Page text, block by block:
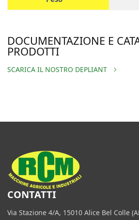
DOCUMENTAZIONE E
PRODOTTI
SCARICA IL NOSTRO DEPLIANT
CONTATTI
Via Stazione 4/A, 15010 Alice Bel Colle